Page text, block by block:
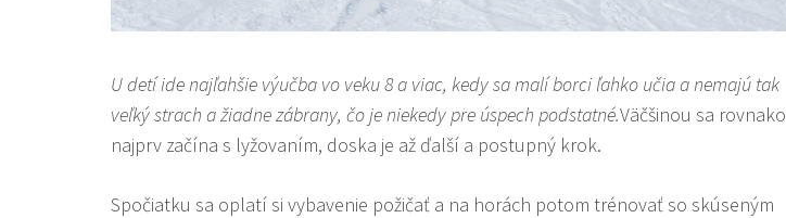
U detí ide najľahšie výučba vo veku 8 a viac, kedy sa malí borci ľahko učia a nemajú tak
veľký strach a žiadne zábrany, čo je niekedy pre úspech podstatné.Väčšinou sa rovnako
najprv začína s lyžovaním, doska je až ďalší a postupný krok.
Spočiatku sa oplatí si vybavenie požičať a na horách potom trénovať so skúseným